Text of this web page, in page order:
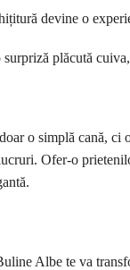
devine o
plăcută
o simplă cană,
Ofer-o
Albe te va